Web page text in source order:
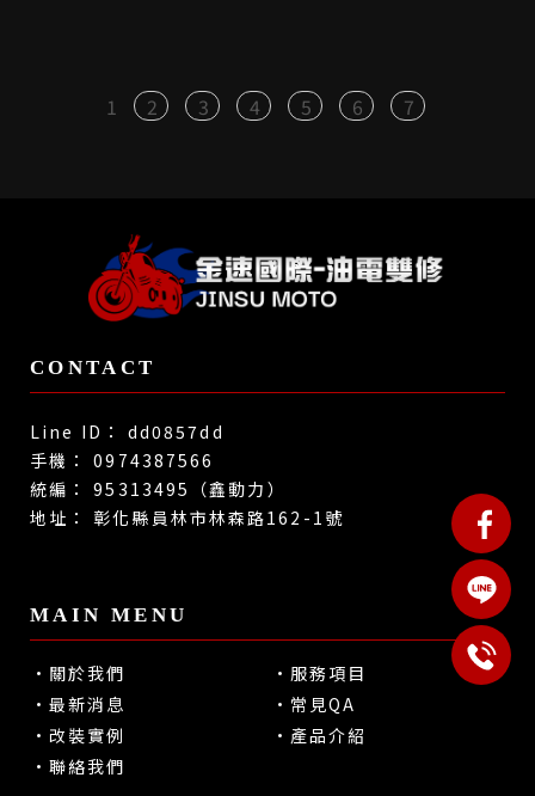
1 2 3 4 5 6 7
dd0857dd
0974387566
95313495（鑫動力）
彰化縣員林市林森路162-1號
關於我們
服務項目
最新消息
常見QA
改裝實例
產品介紹
聯絡我們